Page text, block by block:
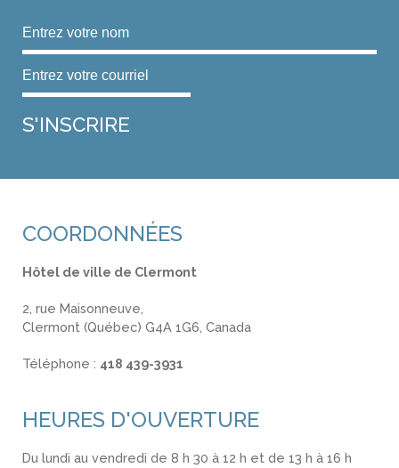
COORDONNÉES
Hôtel de ville de Clermont
2, rue Maisonneuve,
Clermont (Québec) G4A 1G6, Canada
Téléphone : 418 439-3931
HEURES D'OUVERTURE
Du lundi au vendredi de 8 h 30 à 12 h et de 13 h à 16 h